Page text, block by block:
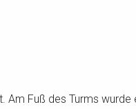
Fuß des Turms